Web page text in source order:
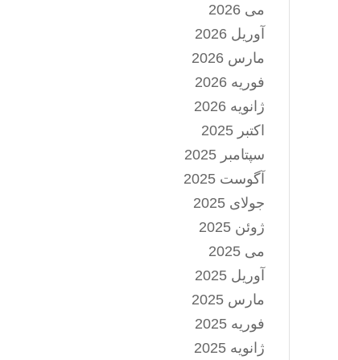
می 2026
آوریل 2026
مارس 2026
فوریه 2026
ژانویه 2026
اکتبر 2025
سپتامبر 2025
آگوست 2025
جولای 2025
ژوئن 2025
می 2025
آوریل 2025
مارس 2025
فوریه 2025
ژانویه 2025